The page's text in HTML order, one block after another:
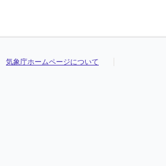
気象庁ホームページについて